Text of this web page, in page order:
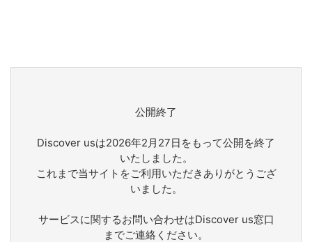
公開終了
Discover usは2026年2月27日をもって公開を終了
いたしました。
これまで当サイトをご利用いただきありがとうござ
いました。
サービスに関するお問い合わせはDiscover us窓口
までご連絡ください。